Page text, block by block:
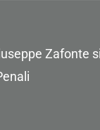
Zafonte